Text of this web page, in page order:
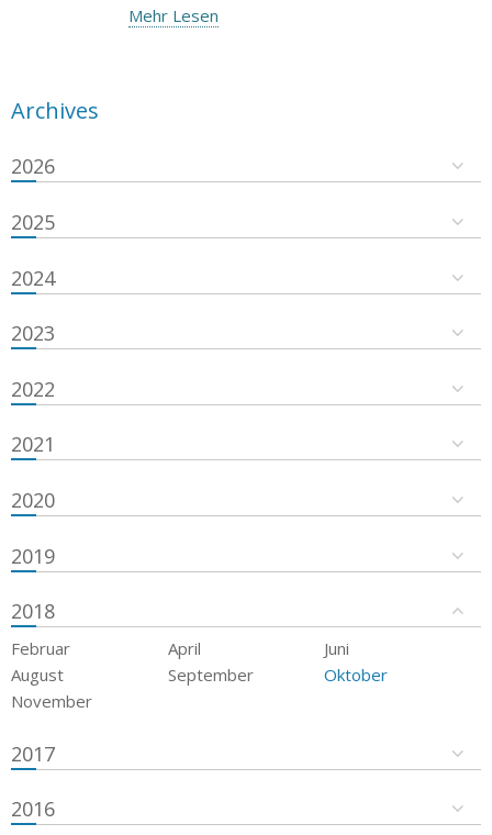
Mehr Lesen
Archives
2026
2025
2024
2023
2022
2021
2020
2019
2018
Februar April
Juni
August
September
Oktober
November
2017
2016